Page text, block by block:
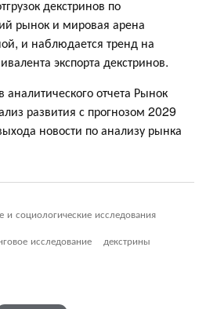
декстринов по
рынок и мировая арена
и наблюдается тренд на
экспорта декстринов.
аналитического отчета Рынок
развития с прогнозом 2029
новости по анализу рынка
и социологические исследования
исследование
декстрины